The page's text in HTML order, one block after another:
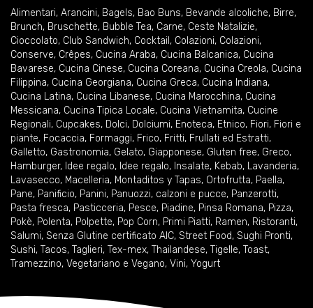
Alimentari, Arancini, Bagels, Bao Buns, Bevande alcoliche, Birre,
Brunch, Bruschette, Bubble Tea, Carne, Ceste Natalizie,
Cioccolato, Club Sandwich, Cocktail , Colazioni, Colazioni,
Conserve, Crêpes, Cucina Araba, Cucina Balcanica, Cucina
Bavarese, Cucina Cinese, Cucina Coreana, Cucina Creola, Cucina
Filippina, Cucina Georgiana, Cucina Greca, Cucina Indiana,
Cucina Latina, Cucina Libanese, Cucina Marocchina, Cucina
Messicana, Cucina Tipica Locale, Cucina Vietnamita, Cucine
Regionali, Cupcakes, Dolci, Dolciumi, Enoteca, Etnico, Fiori, Fiori e
piante, Focaccia, Formaggi, Frico, Fritti, Frullati ed Estratti,
Galletto, Gastronomia, Gelato, Giapponese, Gluten free, Greco,
Hamburger, Idee regalo, Idee regalo, Insalate, Kebab, Lavanderia,
Lavasecco, Macelleria, Montaditos y Tapas, Ortofrutta, Paella,
Pane, Panificio, Panini, Panuozzi, calzoni e pucce, Panzerotti,
Pasta fresca, Pasticceria, Pesce, Piadine, Pinsa Romana, Pizza,
Pokè, Polenta, Polpette, Pop Corn, Primi Piatti, Ramen, Ristoranti,
Salumi, Senza Glutine certificato AIC, Street Food, Sughi Pronti,
Sushi, Tacos, Taglieri, Tex-mex, Thailandese, Tigelle, Toast,
Tramezzino, Vegetariano e Vegano, Vini, Yogurt